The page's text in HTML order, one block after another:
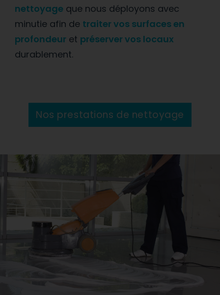
nettoyage que nous déployons avec
minutie afin de traiter vos surfaces en
profondeur et préserver vos locaux
durablement.
Nos prestations de nettoyage